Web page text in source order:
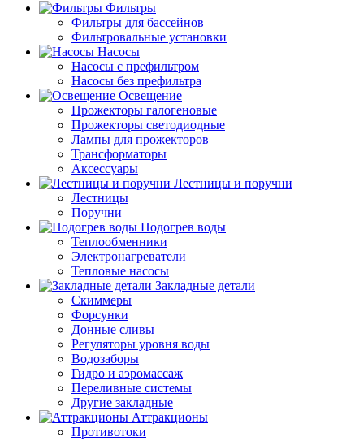
Фильтры
Фильтры для бассейнов
Фильтровальные установки
Насосы
Насосы с префильтром
Насосы без префильтра
Освещение
Прожекторы галогеновые
Прожекторы светодиодные
Лампы для прожекторов
Трансформаторы
Аксессуары
Лестницы и поручни
Лестницы
Поручни
Подогрев воды
Теплообменники
Электронагреватели
Тепловые насосы
Закладные детали
Скиммеры
Форсунки
Донные сливы
Регуляторы уровня воды
Водозаборы
Гидро и аэромассаж
Переливные системы
Другие закладные
Аттракционы
Противотоки